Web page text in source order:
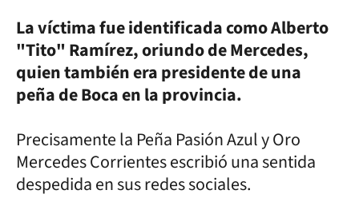
La víctima fue identificada como Alberto
"Tito" Ramírez, oriundo de Mercedes,
quien también era presidente de una
peña de Boca en la provincia.
Precisamente la Peña Pasión Azul y Oro
Mercedes Corrientes escribió una sentida
despedida en sus redes sociales.